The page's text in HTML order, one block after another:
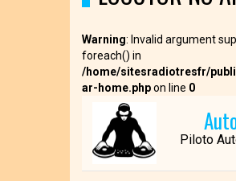
Warning: Invalid argument
foreach() in
/home/sitesradiotresfr/
ar-home.phpon line 0
Piloto